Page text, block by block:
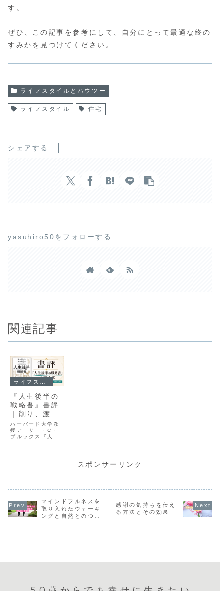
す。
ぜひ、この記事を参考にして、自分にとって最適な終の
すみかを見つけてください。
ライフスタイルとハウツー
ライフスタイル 住宅
シェアする
yasuhiro50をフォローする
関連記事
『人生後半の
戦略書』書評
｜削り、渡
し、戒める
ハーバード大学教
授アーサー・C・
ブルックス『人生
スポンサーリンク
マインドフルネスを
取り入れたウォーキ
ングと自然とのつな
感謝の気持ちを伝え
る方法とその効果